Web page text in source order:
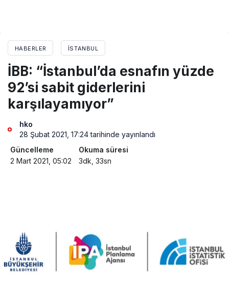
HABERLER İSTANBUL
İBB: “İstanbul’da esnafın yüzde
92’si sabit giderlerini
karşılayamıyor”
hko
28 Şubat 2021, 17:24tarihinde yayınlandı
Güncelleme
2 Mart 2021, 05:02
Okuma süresi
3dk, 33sn